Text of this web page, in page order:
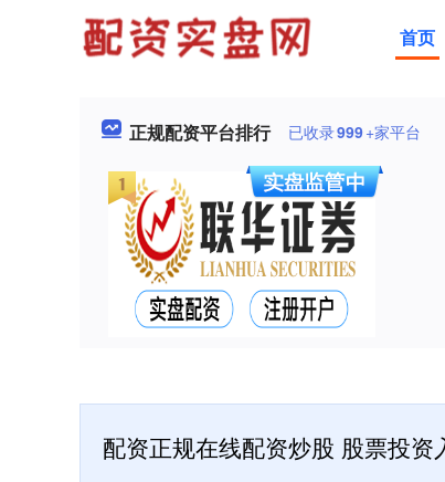
首页
正规配资平台排行 已收录999+家平台
配资正规在线配资炒股 股票投资